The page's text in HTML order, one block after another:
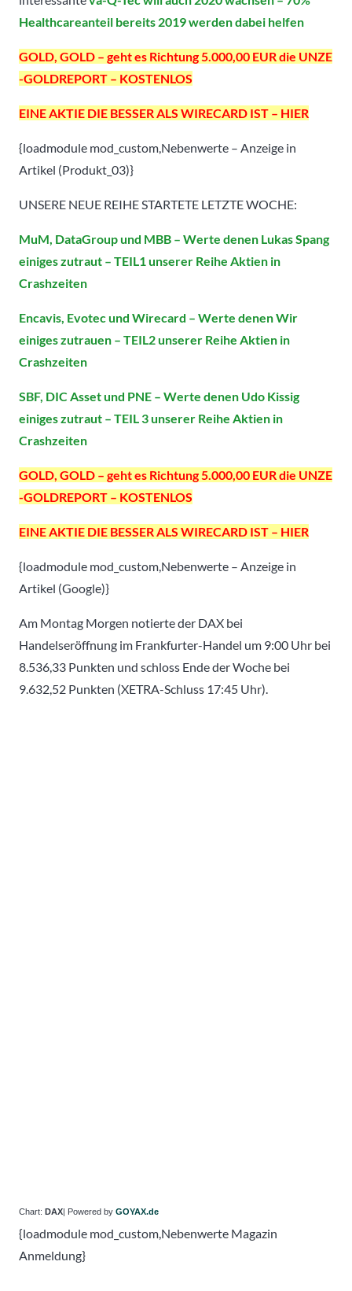
Healthcareanteil bereits 2019 werden dabei helfen
GOLD, GOLD – geht es Richtung 5.000,00 EUR die UNZE
-GOLDREPORT – KOSTENLOS
EINE AKTIE DIE BESSER ALS WIRECARD IST – HIER
{loadmodule mod_custom,Nebenwerte – Anzeige in
Artikel (Produkt_03)}
UNSERE NEUE REIHE STARTETE LETZTE WOCHE:
MuM, DataGroup und MBB – Werte denen Lukas Spang
einiges zutraut – TEIL1 unserer Reihe Aktien in
Crashzeiten
Encavis, Evotec und Wirecard – Werte denen Wir
einiges zutrauen – TEIL2 unserer Reihe Aktien in
Crashzeiten
SBF, DIC Asset und PNE – Werte denen Udo Kissig
einiges zutraut – TEIL 3 unserer Reihe Aktien in
Crashzeiten
GOLD, GOLD – geht es Richtung 5.000,00 EUR die UNZE
-GOLDREPORT – KOSTENLOS
EINE AKTIE DIE BESSER ALS WIRECARD IST – HIER
{loadmodule mod_custom,Nebenwerte – Anzeige in
Artikel (Google)}
Am Montag Morgen notierte der DAX bei
Handelseröffnung im Frankfurter-Handel um 9:00 Uhr bei
8.536,33 Punkten und schloss Ende der Woche bei
9.632,52 Punkten (XETRA-Schluss 17:45 Uhr).
Chart: DAX| Powered by GOYAX.de
{loadmodule mod_custom,Nebenwerte Magazin
Anmeldung}